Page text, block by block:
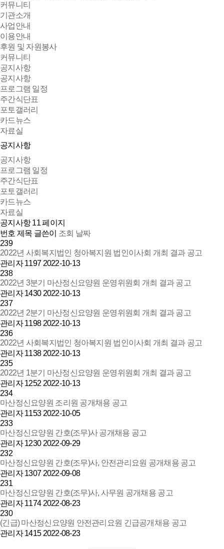
커뮤니티
기관소개
사업안내
이용안내
후원 및 자원봉사
커뮤니티
공지사항
공지사항
프로그램 일정
주간식단표
포토갤러리
카드뉴스
자료실
공지사항
공지사항
프로그램 일정
주간식단표
포토갤러리
카드뉴스
자료실
공지사항 11 페이지
번호 제목 글쓴이 조회 날짜
239
2022년 사회복지법인 청아복지원 법인이사회 개최 결과 공고
관리자 1197 2022-10-13
238
2022년 3분기 마산정신요양원 운영위원회 개최 결과 공고
관리자 1430 2022-10-13
237
2022년 2분기 마산정신요양원 운영위원회 개최 결과 공고
관리자 1198 2022-10-13
236
2022년 사회복지법인 청아복지원 법인이사회 개최 결과 공고
관리자 1138 2022-10-13
235
2022년 1분기 마산정신요양원 운영위원회 개최 결과 공고
관리자 1252 2022-10-13
234
마산정신요양원 조리원 공개채용 공고
관리자 1153 2022-10-05
233
마산정신요양원 간호(조무)사 공개채용 공고
관리자 1230 2022-09-29
232
마산정신요양원 간호(조무)사, 안전관리요원 공개채용 공고
관리자 1307 2022-09-08
231
마산정신요양원 간호(조무)사, 사무원 공개채용 공고
관리자 1174 2022-08-23
230
(긴급) 마산정신요양원 안전관리요원 긴급공개채용 공고
관리자 1415 2022-08-23